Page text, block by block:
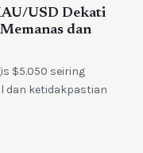
USD Dekati
dan
$5.050 seiring
dan ketidakpastian